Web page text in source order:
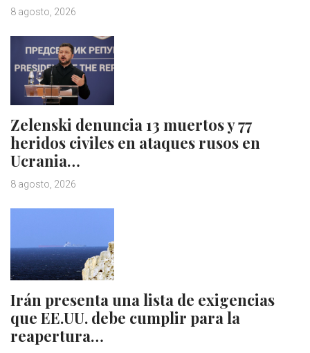
8 agosto, 2026
Zelenski denuncia 13 muertos y 77
heridos civiles en ataques rusos en
Ucrania…
8 agosto, 2026
Irán presenta una lista de exigencias
que EE.UU. debe cumplir para la
reapertura…